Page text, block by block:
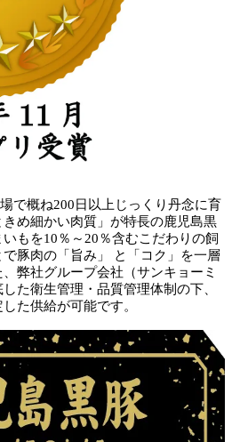
で概ね200日以上じっくり丹念に育
め細かい肉質」が特長の鹿児島黒
もを10％～20％含むこだわりの飼
豚肉の「旨み」 と「コク」を一層
弊社グループ会社（サンキョーミ
た衛生管理・品質管理体制の下、
た供給が可能です。